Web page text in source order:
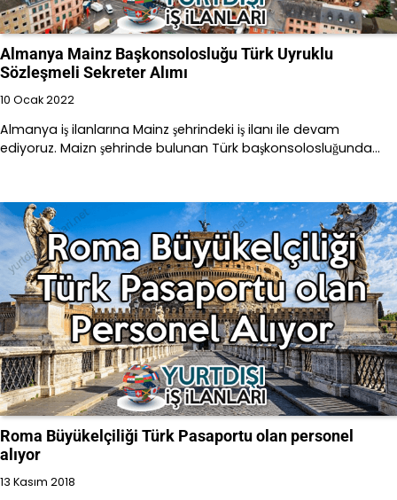
Almanya Mainz Başkonsolosluğu Türk Uyruklu
Sözleşmeli Sekreter Alımı
10 Ocak 2022
Almanya iş ilanlarına Mainz şehrindeki iş ilanı ile devam
ediyoruz. Maizn şehrinde bulunan Türk başkonsolosluğunda…
Roma Büyükelçiliği Türk Pasaportu olan personel
alıyor
13 Kasım 2018